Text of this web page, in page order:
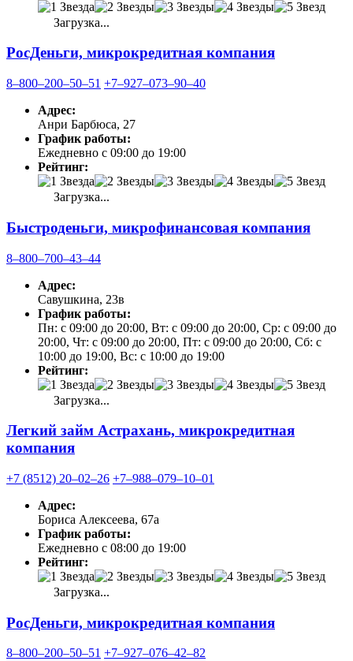
Загрузка...
РосДеньги, микрокредитная компания
8‒800‒200‒50‒51 +7‒927‒073‒90‒40
Адрес:
Анри Барбюса, 27
График работы:
Ежедневно с 09:00 до 19:00
Рейтинг:
Загрузка...
Быстроденьги, микрофинансовая компания
8‒800‒700‒43‒44
Адрес:
Савушкина, 23в
График работы:
Пн: с 09:00 до 20:00, Вт: с 09:00 до 20:00, Ср: с 09:00 до
20:00, Чт: с 09:00 до 20:00, Пт: с 09:00 до 20:00, Сб: с
10:00 до 19:00, Вс: с 10:00 до 19:00
Рейтинг:
Загрузка...
Легкий займ Астрахань, микрокредитная
компания
+7 (8512) 20‒02‒26 +7‒988‒079‒10‒01
Адрес:
Бориса Алексеева, 67а
График работы:
Ежедневно с 08:00 до 19:00
Рейтинг:
Загрузка...
РосДеньги, микрокредитная компания
8‒800‒200‒50‒51 +7‒927‒076‒42‒82